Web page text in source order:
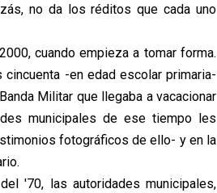
no da los réditos que cada uno
cuando empieza a tomar forma.
cincuenta -en edad escolar primaria-
Militar que llegaba a vacacionar
municipales de ese tiempo les
fotográficos de ello- y en la
'70, las autoridades municipales,